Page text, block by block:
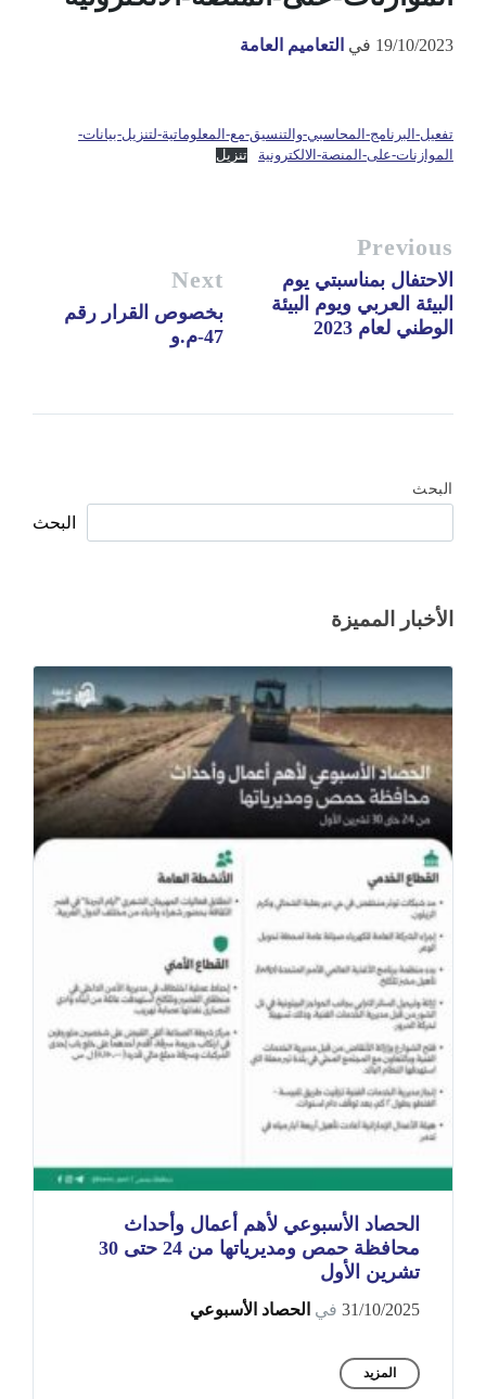
19/10/2023 في التعاميم العامة
تفعيل-البرنامج-المحاسبي-والتنسيق-مع-المعلوماتية-لتنزيل-بيانات-
الموازنات-على-المنصة-الالكترونية
تنزيل
Previous
الاحتفال بمناسبتي يوم
البيئة العربي ويوم البيئة
الوطني لعام 2023
Next
بخصوص القرار رقم
47-م.و
البحث
البحث
الأخبار المميزة
الحصاد الأسبوعي لأهم أعمال وأحداث
محافظة حمص ومديرياتها من 24 حتى 30
تشرين الأول
31/10/2025 في الحصاد الأسبوعي
المزيد